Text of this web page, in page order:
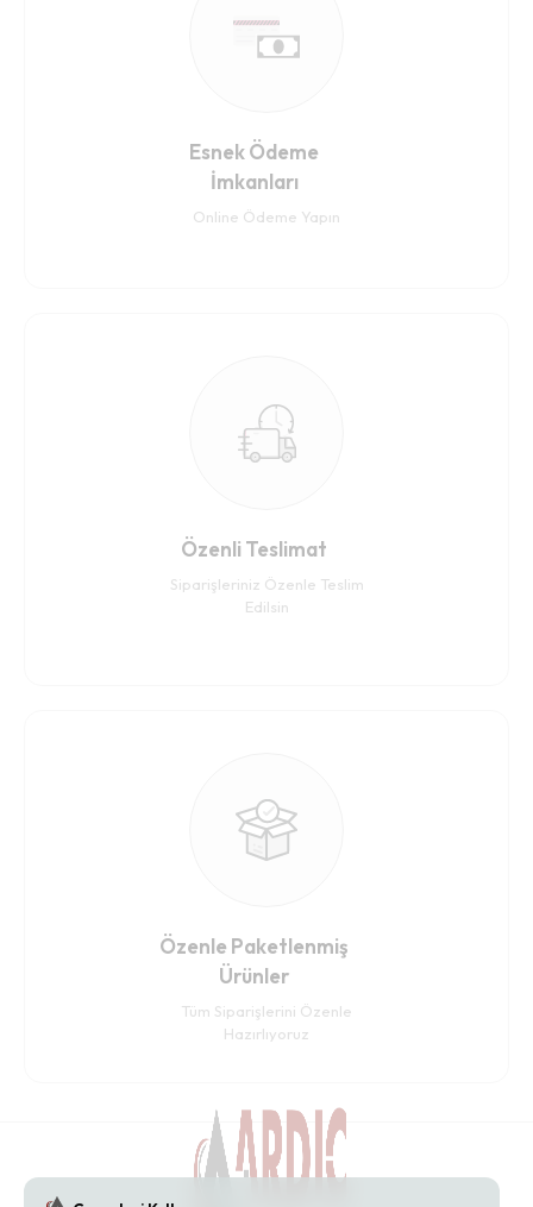
Esnek Ödeme
İmkanları
Online Ödeme Yapın
Özenli Teslimat
Siparişleriniz Özenle Teslim
Edilsin
Özenle Paketlenmiş
Ürünler
Tüm Siparişlerini Özenle
Hazırlıyoruz